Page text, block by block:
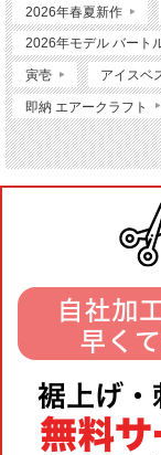
2026年春夏新作
2026年モデル バート
寅壱 アイスベ
即納 エアークラフト